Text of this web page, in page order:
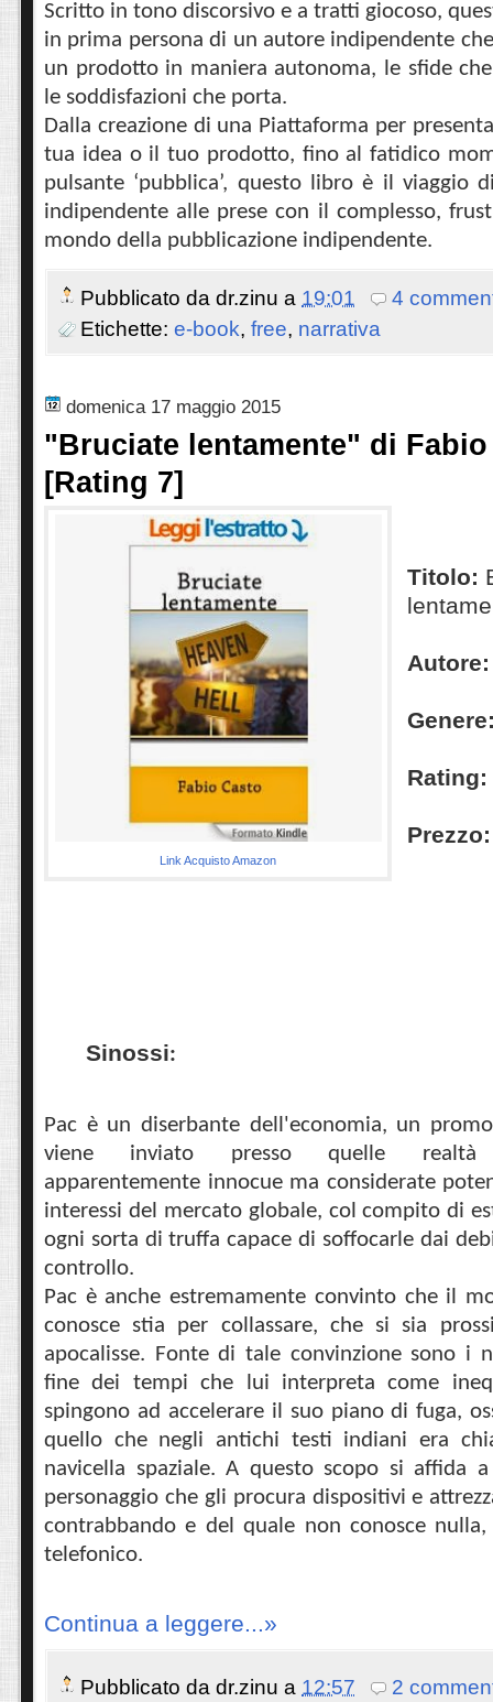
Scritto in tono discorsivo e a tratti giocoso,
in prima persona di un autore indipendente
un prodotto in maniera autonoma, le sfide
le soddisfazioni che porta.
Dalla creazione di una Piattaforma per
tua idea o il tuo prodotto, fino al fatidico
pulsante ‘pubblica’, questo libro è il viaggio
indipendente alle prese con il complesso,
mondo della pubblicazione indipendente.
Pubblicato da dr.zinu a 19:01
4
Etichette: e-book, free, narrativa
domenica 17 maggio 2015
"Bruciate lentamente" di
[Rating 7]
Link Acquisto Amazon
Titolo:
Rating:
Prezzo:
Sinossi:
Pac è un diserbante dell'economia, un
viene inviato presso quelle realtà
apparentemente innocue ma considerate
interessi del mercato globale, col compito di
ogni sorta di truffa capace di soffocarle dai
controllo.
Pac è anche estremamente convinto che il
conosce stia per collassare, che si sia
apocalisse. Fonte di tale convinzione sono i
fine dei tempi che lui interpreta come
spingono ad accelerare il suo piano di fuga,
quello che negli antichi testi indiani era
navicella spaziale. A questo scopo si affida
personaggio che gli procura dispositivi e
contrabbando e del quale non conosce
telefonico.
Continua a leggere...»
Pubblicato da dr.zinu a 12:57 2